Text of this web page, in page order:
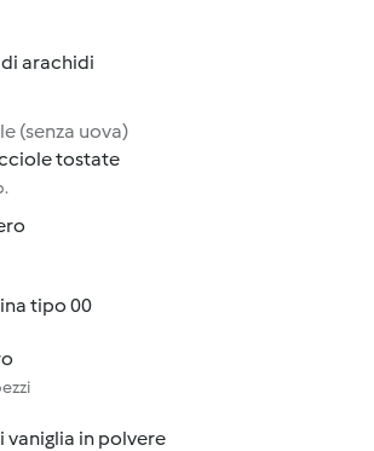
arachidi
(senza uova)
tostate
tipo 00
vaniglia in polvere